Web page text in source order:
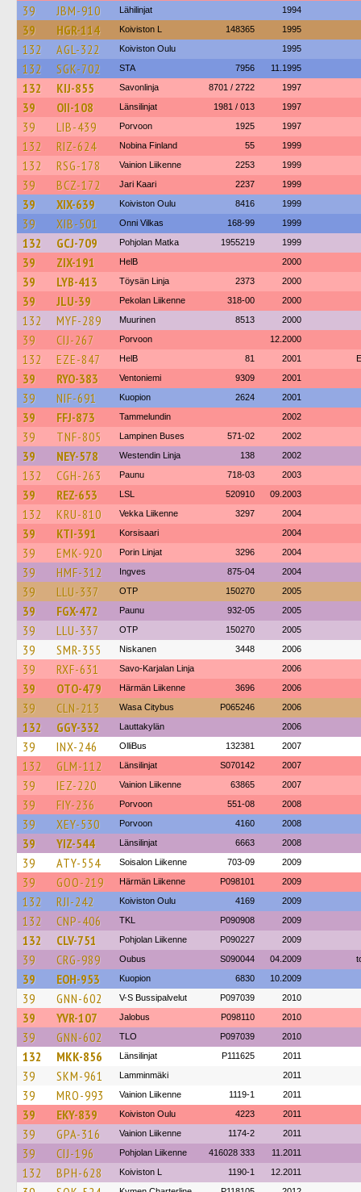
39 JBM-910 Lähilinjat 1994
39 HGR-114 Koiviston L 148365 1995
132 AGL-322 Koiviston Oulu 1995
132 SGK-702 STA 7956 11.1995
132 KIJ-855 Savonlinja 8701 / 2722 1997
39 OII-108 Länsilinjat 1981 / 013 1997
39 LIB-439 Porvoon 1925 1997
132 RIZ-624 Nobina Finland 55 1999
132 RSG-178 Vainion Liikenne 2253 1999
39 BCZ-172 Jari Kaari 2237 1999
39 XIX-639 Koiviston Oulu 8416 1999
39 XIB-501 Onni Vilkas 168-99 1999
132 GCJ-709 Pohjolan Matka 1955219 1999
39 ZIX-191 HelB 2000
39 LYB-413 Töysän Linja 2373 2000
39 JLU-39 Pekolan Liikenne 318-00 2000
132 MYF-289 Muurinen 8513 2000
39 CIJ-267 Porvoon 12.2000
132 EZE-847 HelB 81 2001
39 RYO-383 Ventoniemi 9309 2001
39 NIF-691 Kuopion 2624 2001
39 FFJ-873 Tammelundin 2002
39 TNF-805 Lampinen Buses 571-02 2002
39 NEY-578 Westendin Linja 138 2002
132 CGH-263 Paunu 718-03 2003
39 REZ-653 LSL 520910 09.2003
132 KRU-810 Vekka Liikenne 3297 2004
39 KTI-391 Korsisaari 2004
39 EMK-920 Porin Linjat 3296 2004
39 HMF-312 Ingves 875-04 2004
39 LLU-337 OTP 150270 2005
39 FGX-472 Paunu 932-05 2005
39 LLU-337 OTP 150270 2005
39 SMR-355 Niskanen 3448 2006
39 RXF-631 Savo-Karjalan Linja 2006
39 OTO-479 Härmän Liikenne 3696 2006
39 CLN-213 Wasa Citybus P065246 2006
132 GGY-332 Lauttakylän 2006
39 INX-246 OlliBus 132381 2007
132 GLM-112 Länsilinjat S070142 2007
39 IEZ-220 Vainion Liikenne 63865 2007
39 FIY-236 Porvoon 551-08 2008
39 XEY-530 Porvoon 4160 2008
39 YIZ-544 Länsilinjat 6663 2008
39 ATY-554 Soisalon Liikenne 703-09 2009
39 GOO-219 Härmän Liikenne P098101 2009
132 RJI-242 Koiviston Oulu 4169 2009
132 CNP-406 TKL P090908 2009
132 CLV-751 Pohjolan Liikenne P090227 2009
39 CRG-989 Oubus S090044 04.2009
39 EOH-953 Kuopion 6830 10.2009
39 GNN-602 V-S Bussipalvelut P097039 2010
39 YVR-107 Jalobus P098110 2010
39 GNN-602 TLO P097039 2010
132 MKK-856 Länsilinjat P111625 2011
39 SKM-961 Lamminmäki 2011
39 MRO-993 Vainion Liikenne 1119-1 2011
39 EKY-839 Koiviston Oulu 4223 2011
39 GPA-316 Vainion Liikenne 1174-2 2011
39 CIJ-196 Pohjolan Liikenne 416028 333 11.2011
132 BPH-628 Koiviston L 1190-1 12.2011